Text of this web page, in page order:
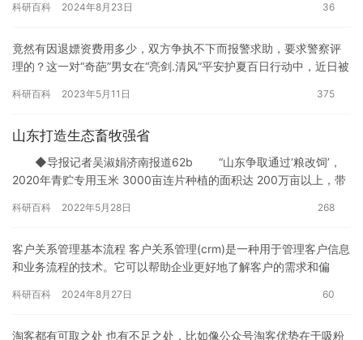
将探…
科研百科 2024年8月23日 36
竟然有因退嫖资费用多少，双方争执不下而报警求助，要求警察评
理的？这一对“奇葩”男女在“亮剑.清风”平安护夏百日行动中，近日被
科研百科 2023年5月11日 375
山东打造生态畜牧强省
◆导报记者吴淑娟济南报道62b “山东争取通过‘粮改饲’，
2020年青贮专用玉米 3000亩连片种植的面积达 200万亩以上，带
科研百科 2022年5月28日 268
客户关系管理基本流程 客户关系管理(crm)是一种用于管理客户信息
和业务流程的技术。它可以帮助企业更好地了解客户的需求和偏
科研百科 2024年8月27日 60
淘客都有可取之处 也有不足之处，比如像公众号淘客优势在于吸粉